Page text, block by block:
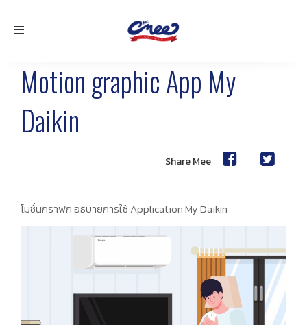
Toggle
Motion graphic App My
Daikin
Share Mee
โมชั่นกราฟิก อธิบายการใช้ Application My Daikin